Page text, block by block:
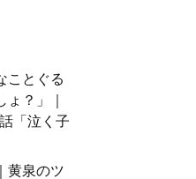
ことぐる
ょ？」｜
「泣く子
黄泉のツ